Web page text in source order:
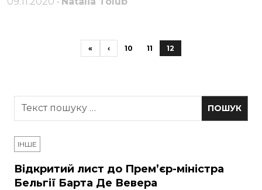
« ‹ 10 11 12
ІНШЕ
Відкритий лист до Прем’єр-міністра
Бельгії Барта Де Вевера